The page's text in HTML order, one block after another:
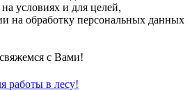
условиях и для целей,
на обработку персональных данных
с Вами!